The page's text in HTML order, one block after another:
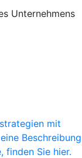
Unternehmens
mit
Beschreibung
finden Sie hier.